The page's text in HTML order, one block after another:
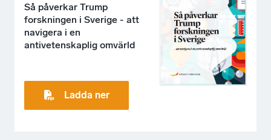
Så påverkar Trump
forskningen i Sverige - att
navigera i en
antivetenskaplig omvärld
Ladda ner